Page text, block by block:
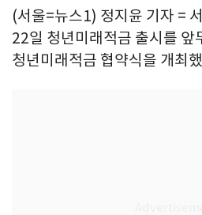
(서울=뉴스1) 정지윤 기자 =
22일 청년미래적금 출시를 앞
청년미래적금 협약식을 개최